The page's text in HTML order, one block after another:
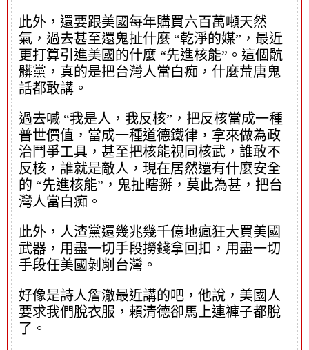
此外，還要跟美國每年購買六百萬噸天然
氣，過去甚至還鬼扯什麼 “乾淨的媒”，最近
更打算引進美國的什麼 “先進核能”。這個骯
髒黨，真的是把台灣人當白痴，什麼荒唐鬼
話都敢講。
過去喊 “我是人，我反核”，把反核當成一種
普世價值，當成一種道德鐵律，拿來做為政
治鬥爭工具，甚至把核能視同核武，誰敢不
反核，誰就是敵人，現在居然還有什麼安全
的 “先進核能”，鬼扯瞎掰，莫此為甚，把台
灣人當白痴。
此外，人渣黨還幾兆幾千億地瘋狂大買美國
武器，用盡一切手段撈錢拿回扣，用盡一切
手段任美國剝削台灣。
好像是詩人詹澈最近講的吧，他說，美國人
要求我們脫衣服，賴清德卻馬上連褲子都脫
了。